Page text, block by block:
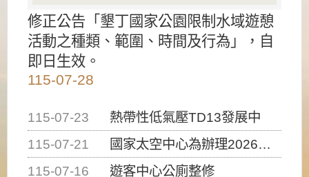
修正公告「墾丁國家公園限制水域遊憩
活動之種類、範圍、時間及行為」，自
即日生效。
115-07-28
115-07-23
熱帶性低氣壓TD13發展中
115-07-21
國家太空中心為辦理2026台灣盃火箭競賽，陸、海、空域警戒及協調相關事宜，因颱風備案事宜
115-07-16
遊客中心公廁整修